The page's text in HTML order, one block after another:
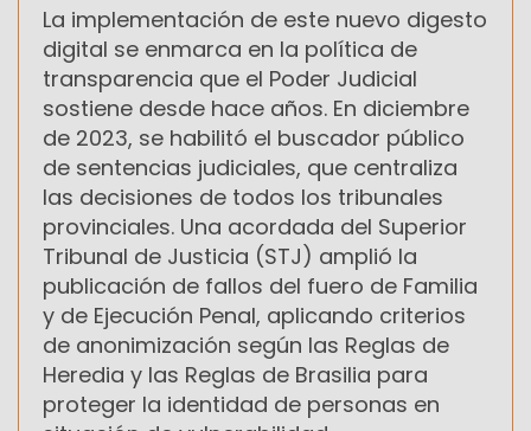
La implementación de este nuevo digesto
digital se enmarca en la política de
transparencia que el Poder Judicial
sostiene desde hace años. En diciembre
de 2023, se habilitó el buscador público
de sentencias judiciales, que centraliza
las decisiones de todos los tribunales
provinciales. Una acordada del Superior
Tribunal de Justicia (STJ) amplió la
publicación de fallos del fuero de Familia
y de Ejecución Penal, aplicando criterios
de anonimización según las Reglas de
Heredia y las Reglas de Brasilia para
proteger la identidad de personas en